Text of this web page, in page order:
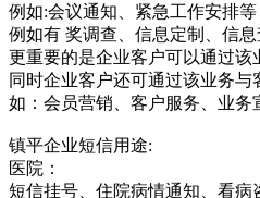
例如:会议通知、紧急工作安排等
例如有 奖调查、信息定制、信息
更重要的是企业客户可以通过该
同时企业客户还可通过该业务与
如：会员营销、客户服务、业务
镇平企业短信用途:
医院：
短信挂号、住院病情通知、看病